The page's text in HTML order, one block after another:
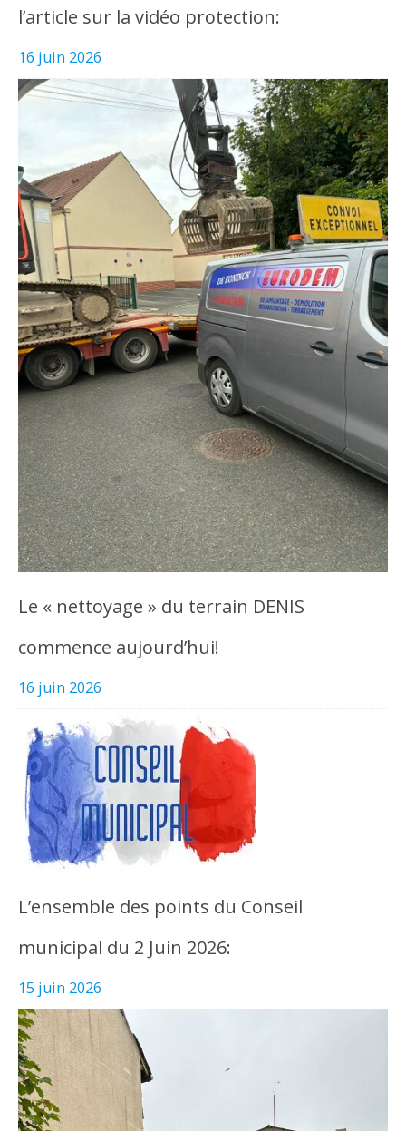
l’article sur la vidéo protection:
16 juin 2026
Le « nettoyage » du terrain DENIS
commence aujourd’hui!
16 juin 2026
L’ensemble des points du Conseil
municipal du 2 Juin 2026:
15 juin 2026